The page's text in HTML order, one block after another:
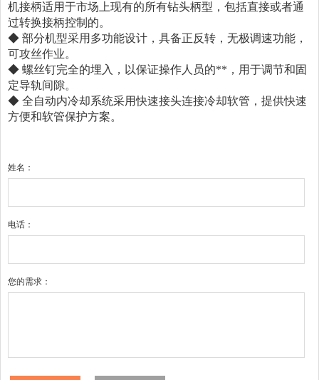
机接柄适用于市场上现有的所有钻头柄型，包括直接或者通
过转换接柄控制的。
◆ 部分机型采用多功能设计，具备正反转，无极调速功能，
可攻丝作业。
◆ 螺丝钉完全的埋入，以保证操作人员的**，用于调节和固
定导轨间隙。
◆ 全自动内冷却系统采用快速接头连接冷却软管，提供快速
方便和软管保护方案。
姓名：
电话：
您的需求：